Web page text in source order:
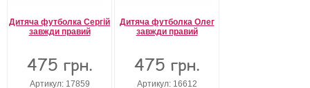
Дитяча футболка Сергій
завжди правий
475 грн.
Артикул: 17859
Дитяча футболка Олег
завжди правий
475 грн.
Артикул: 16612